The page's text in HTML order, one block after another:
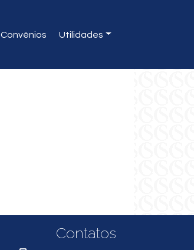
Convênios Utilidades
Contatos